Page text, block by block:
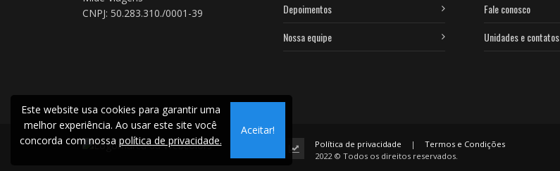
CNPJ: 50.283.310./0001-39
Depoimentos
Nossa equipe
Fale conosco
Unidades e contatos
Política de privacidade |
Termos e Condições
2022 © Todos os direitos reservados.
Este website usa cookies para garantir uma
melhor experiência. Ao usar este site você
concorda com nossa política de privacidade.
Aceitar!